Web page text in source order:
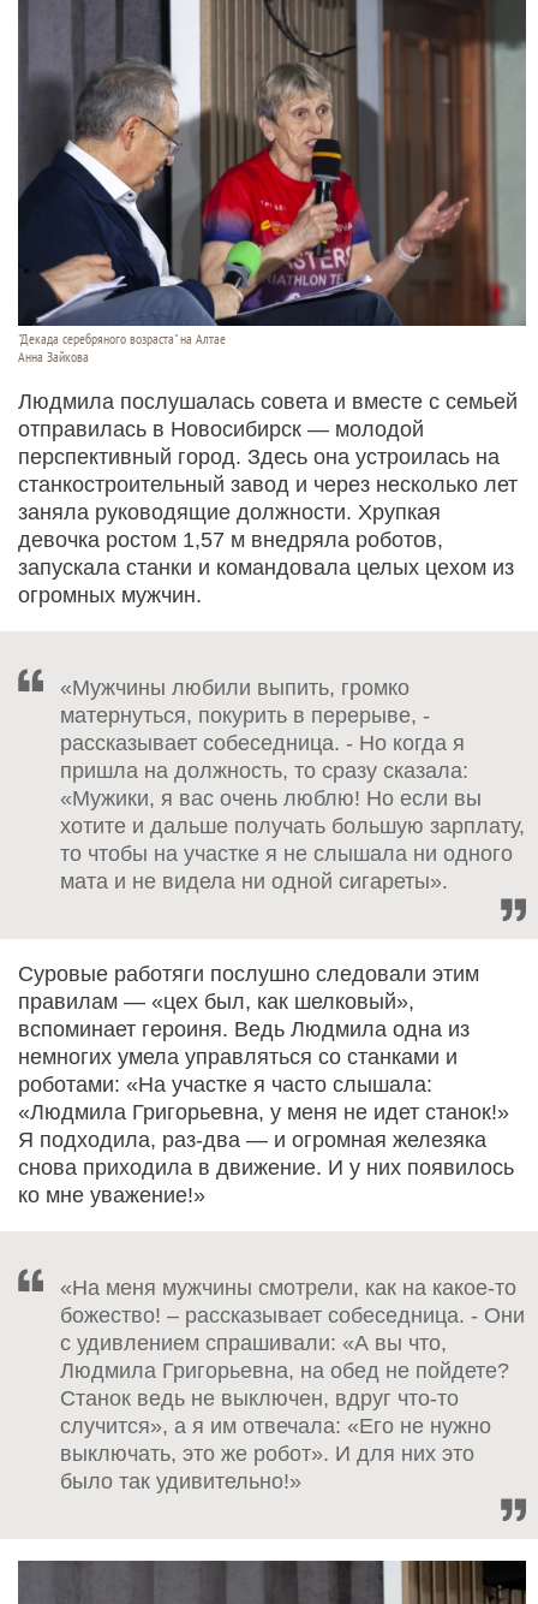
"Декада серебряного возраста" на Алтае
Анна Зайкова
Людмила послушалась совета и вместе с семьей
отправилась в Новосибирск — молодой
перспективный город. Здесь она устроилась на
станкостроительный завод и через несколько лет
заняла руководящие должности. Хрупкая
девочка ростом 1,57 м внедряла роботов,
запускала станки и командовала целых цехом из
огромных мужчин.
«Мужчины любили выпить, громко
матернуться, покурить в перерыве, -
рассказывает собеседница. - Но когда я
пришла на должность, то сразу сказала:
«Мужики, я вас очень люблю! Но если вы
хотите и дальше получать большую зарплату,
то чтобы на участке я не слышала ни одного
мата и не видела ни одной сигареты».
Суровые работяги послушно следовали этим
правилам — «цех был, как шелковый»,
вспоминает героиня. Ведь Людмила одна из
немногих умела управляться со станками и
роботами: «На участке я часто слышала:
«Людмила Григорьевна, у меня не идет станок!»
Я подходила, раз-два — и огромная железяка
снова приходила в движение. И у них появилось
ко мне уважение!»
«На меня мужчины смотрели, как на какое-то
божество! – рассказывает собеседница. - Они
с удивлением спрашивали: «А вы что,
Людмила Григорьевна, на обед не пойдете?
Станок ведь не выключен, вдруг что-то
случится», а я им отвечала: «Его не нужно
выключать, это же робот». И для них это
было так удивительно!»